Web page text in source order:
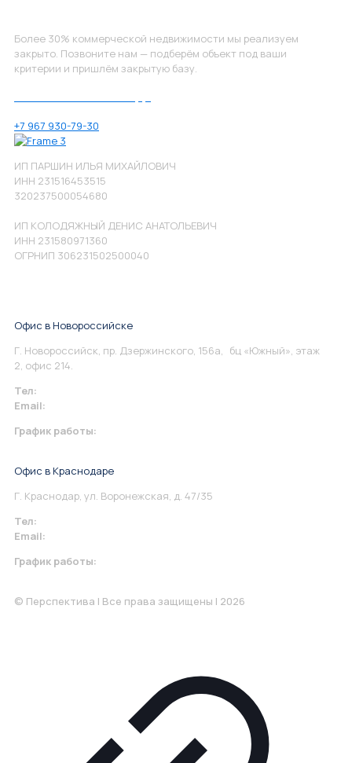
Более 30% коммерческой недвижимости мы реализуем
закрыто. Позвоните нам — подберём объект под ваши
критерии и пришлём закрытую базу.
+7 967 930-79-30
ИП ПАРШИН ИЛЬЯ МИХАЙЛОВИЧ
ИНН 231516453515
320237500054680
ИП КОЛОДЯЖНЫЙ ДЕНИС АНАТОЛЬЕВИЧ
ИНН 231580971360
ОГРНИП 306231502500040
Офис в Новороссийске
Г. Новороссийск, пр. Дзержинского, 156а, бц «Южный», этаж
2, офис 214.
Тел:
Email:
График работы:
Офис в Краснодаре
Г. Краснодар, ул. Воронежская, д. 47/35
Тел:
Email:
График работы:
© Перспектива | Все права защищены | 2026